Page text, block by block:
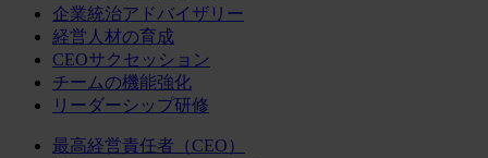
企業統治アドバイザリー
経営人材の育成
CEOサクセッション
チームの機能強化
リーダーシップ研修
最高経営責任者（CEO）